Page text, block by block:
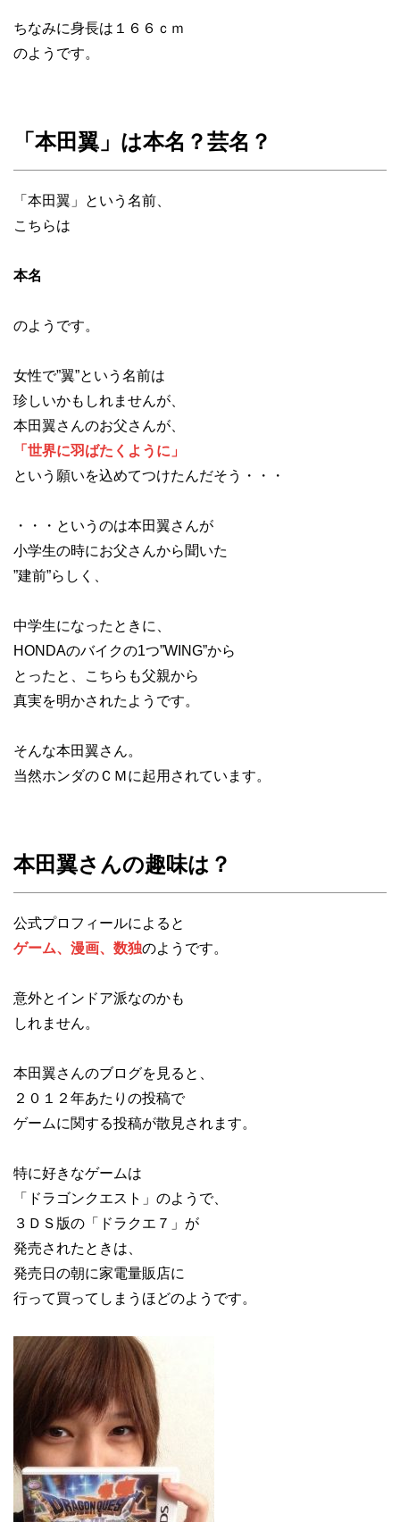
ちなみに身長は１６６ｃｍ
のようです。
「本田翼」は本名？芸名？
「本田翼」という名前、
こちらは
本名
のようです。
女性で”翼”という名前は
珍しいかもしれませんが、
本田翼さんのお父さんが、
「世界に羽ばたくように」
という願いを込めてつけたんだそう・・・
・・・というのは本田翼さんが
小学生の時にお父さんから聞いた
”建前”らしく、
中学生になったときに、
HONDAのバイクの1つ”WING”から
とったと、こちらも父親から
真実を明かされたようです。
そんな本田翼さん。
当然ホンダのＣＭに起用されています。
本田翼さんの趣味は？
公式プロフィールによると
ゲーム、漫画、数独のようです。
意外とインドア派なのかも
しれません。
本田翼さんのブログを見ると、
２０１２年あたりの投稿で
ゲームに関する投稿が散見されます。
特に好きなゲームは
「ドラゴンクエスト」のようで、
３ＤＳ版の「ドラクエ７」が
発売されたときは、
発売日の朝に家電量販店に
行って買ってしまうほどのようです。